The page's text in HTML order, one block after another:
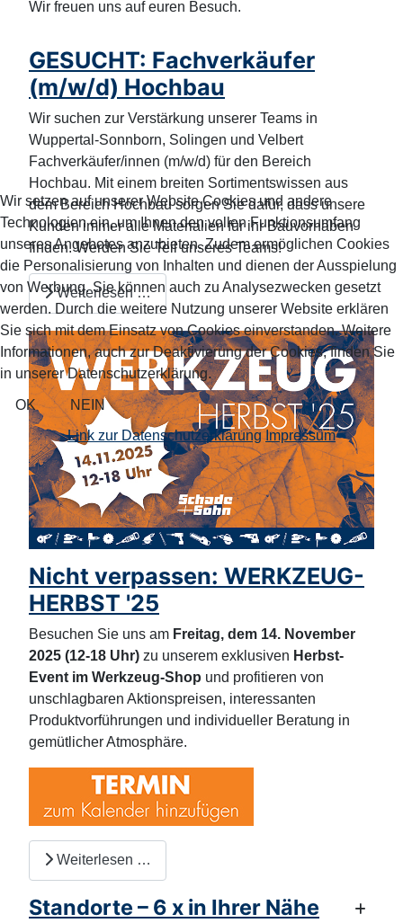
Wir freuen uns auf euren Besuch.
GESUCHT: Fachverkäufer
(m/w/d) Hochbau
Wir suchen zur Verstärkung unserer Teams in
Wuppertal-Sonnborn, Solingen und Velbert
Fachverkäufer/innen (m/w/d) für den Bereich
Hochbau. Mit einem breiten Sortimentswissen aus
dem Bereich Hochbau sorgen Sie dafür, dass unsere
Kunden immer alle Materialien für ihr Bauvorhaben
finden. Werden Sie Teil unseres Teams!
Weiterlesen …
Nicht verpassen: WERKZEUG-
HERBST '25
Besuchen Sie uns am Freitag, dem 14. November
2025 (12-18 Uhr) zu unserem exklusiven Herbst-
Event im Werkzeug-Shop und profitieren von
unschlagbaren Aktionspreisen, interessanten
Produktvorführungen und individueller Beratung in
gemütlicher Atmosphäre.
Weiterlesen …
Standorte – 6 x in Ihrer Nähe
Wir setzen auf unserer Website Cookies und andere
Technologien ein, um Ihnen den vollen Funktionsumfang
unseres Angebotes anzubieten. Zudem ermöglichen Cookies
die Personalisierung von Inhalten und dienen der Ausspielung
von Werbung. Sie können auch zu Analysezwecken gesetzt
werden. Durch die weitere Nutzung unserer Website erklären
Sie sich mit dem Einsatz von Cookies einverstanden. Weitere
Informationen, auch zur Deaktivierung der Cookies, finden Sie
in unserer Datenschutzerklärung.
OK NEIN
Link zur Datenschutzerklärung Impressum